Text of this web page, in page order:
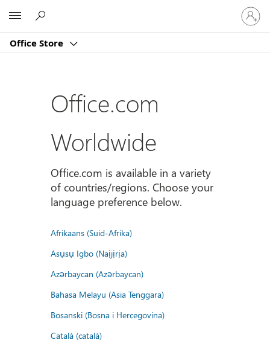
Office Store
Sign
in
to
account
Office.com
Worldwide
Office.com is available in a variety
of countries/regions. Choose your
language preference below.
Afrikaans (Suid-Afrika)
Asụsụ Igbo (Naịjịrịa)
Azərbaycan (Azərbaycan)
Bahasa Melayu (Asia Tenggara)
Bosanski (Bosna i Hercegovina)
Català (català)